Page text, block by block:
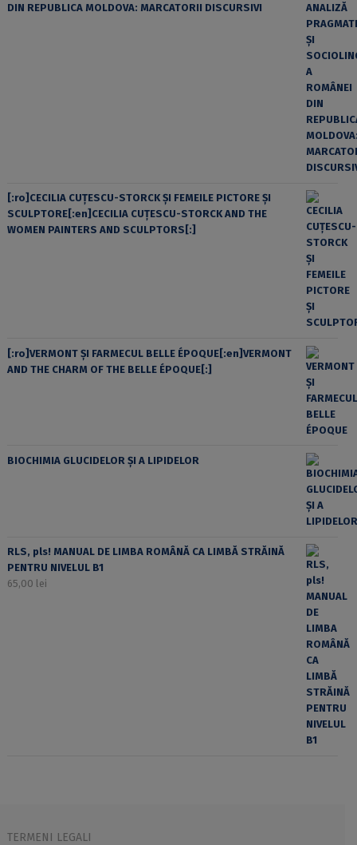
DIN REPUBLICA MOLDOVA: MARCATORII DISCURSIVI
[:ro]CECILIA CUŢESCU-STORCK ŞI FEMEILE PICTORE ŞI
SCULPTORE[:en]CECILIA CUŢESCU-STORCK AND THE
WOMEN PAINTERS AND SCULPTORS[:]
[:ro]VERMONT ȘI FARMECUL BELLE ÉPOQUE[:en]VERMONT
AND THE CHARM OF THE BELLE ÉPOQUE[:]
BIOCHIMIA GLUCIDELOR ȘI A LIPIDELOR
RLS, pls! MANUAL DE LIMBA ROMÂNĂ CA LIMBĂ STRĂINĂ
PENTRU NIVELUL B1
65,00 lei
TERMENI LEGALI